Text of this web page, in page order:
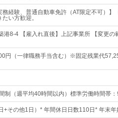
務経験、普通自動車免許（AT限定不可）
い方歓迎。
港8-4 【雇入れ直後】上記事業所 【変更の
円（一律職務手当含む）※固定残業代
制（週平均40時間以内）標準労働時間帯
+その他1日）* 年間休日日数110日* 年末